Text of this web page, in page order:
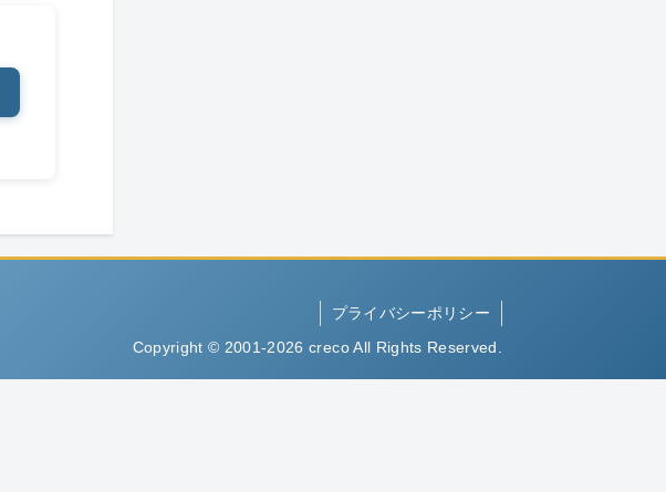
プライバシーポリシー
Copyright © 2001-2026 creco All Rights Reserved.